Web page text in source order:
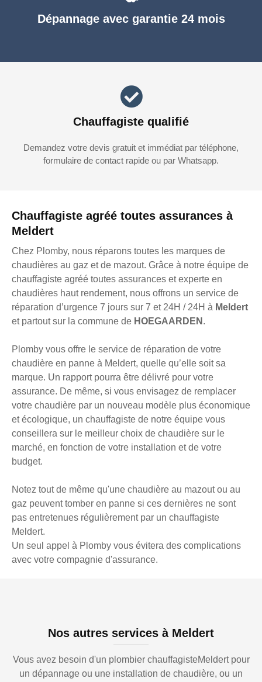
Chauffagiste agréé toutes assurances à
Meldert
Chez Plomby, nous réparons toutes les marques de
chaudières au gaz et de mazout. Grâce à notre équipe de
chauffagiste agréé toutes assurances et experte en
chaudières haut rendement, nous offrons un service de
réparation d’urgence 7 jours sur 7 et 24H / 24H à Meldert
et partout sur la commune de HOEGAARDEN .
Plomby vous offre le service de réparation de votre
chaudière en panne à Meldert, quelle qu’elle soit sa
marque. Un rapport pourra être délivré pour votre
assurance. De même, si vous envisagez de remplacer
votre chaudière par un nouveau modèle plus économique
et écologique, un chauffagiste de notre équipe vous
conseillera sur le meilleur choix de chaudière sur le
marché, en fonction de votre installation et de votre
budget.
Notez tout de même qu'une chaudière au mazout ou au
gaz peuvent tomber en panne si ces dernières ne sont
pas entretenues régulièrement par un chauffagiste
Meldert.
Un seul appel à Plomby vous évitera des complications
avec votre compagnie d'assurance.
Dépannage avec garantie 24 mois
Chauffagiste qualifié
Demandez votre devis gratuit et immédiat par téléphone,
formulaire de contact rapide ou par Whatsapp.
Nos autres services à Meldert
Vous avez besoin d'un plombier chauffagisteMeldert pour
un dépannage ou une installation de chaudière, ou un